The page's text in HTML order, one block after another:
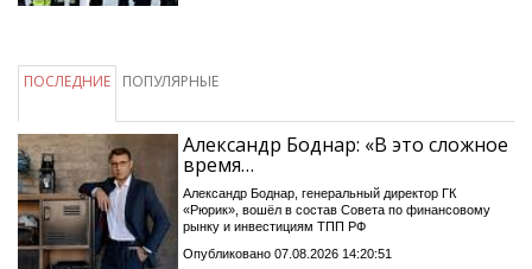
ПОСЛЕДНИЕ ПОПУЛЯРНЫЕ
Александр Боднар: «В это сложное
время…
Александр Боднар, генеральный директор ГК
«Рюрик», вошёл в состав Совета по финансовому
рынку и инвестициям ТПП РФ
Опубликовано 07.08.2026 14:20:51